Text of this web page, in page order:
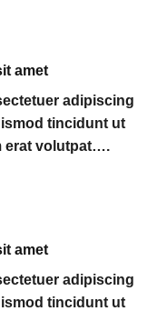
amet
adipiscing
tincidunt ut
erat volutpat….
amet
adipiscing
tincidunt ut